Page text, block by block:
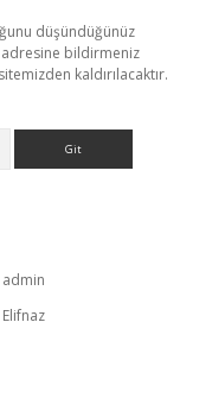
düşündüğünüz
adresine bildirmeniz
kaldırılacaktır.
admin
Elifnaz